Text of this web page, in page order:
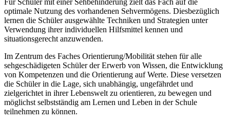
Für Schüler mit einer Sehbehinderung zielt das Fach auf die
optimale Nutzung des vorhandenen Sehvermögens. Diesbezüglich
lernen die Schüler ausgewählte Techniken und Strategien unter
Verwendung ihrer individuellen Hilfsmittel kennen und
situationsgerecht anzuwenden.
Im Zentrum des Faches Orientierung/Mobilität stehen für alle
sehgeschädigeten Schüler der Erwerb von Wissen, die Entwicklung
von Kompetenzen und die Orientierung auf Werte. Diese versetzen
die Schüler in die Lage, sich unabhängig, ungefährdet und
zielgerichtet in ihrer Lebenswelt zu orientieren, zu bewegen und
möglichst selbstständig am Lernen und Leben in der Schule
teilnehmen zu können.